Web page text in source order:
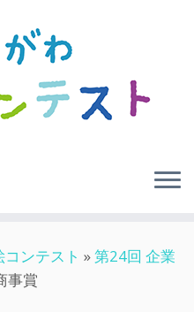
ンテスト »第24回 企業
事賞